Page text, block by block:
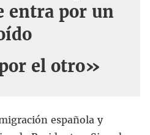
entra por un
el otro»
española y